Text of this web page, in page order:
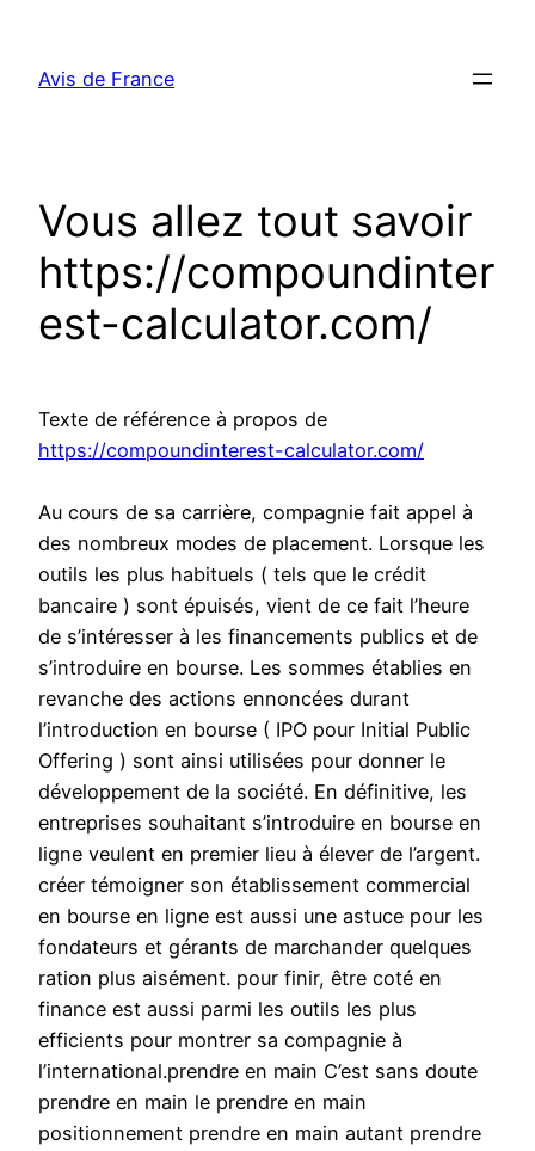
contenu
Avis de France
Vous allez tout savoir
https://compoundinter
est-calculator.com/
Texte de référence à propos de
https://compoundinterest-calculator.com/
Au cours de sa carrière, compagnie fait appel à
des nombreux modes de placement. Lorsque les
outils les plus habituels ( tels que le crédit
bancaire ) sont épuisés, vient de ce fait l’heure
de s’intéresser à les financements publics et de
s’introduire en bourse. Les sommes établies en
revanche des actions ennoncées durant
l’introduction en bourse ( IPO pour Initial Public
Offering ) sont ainsi utilisées pour donner le
développement de la société. En définitive, les
entreprises souhaitant s’introduire en bourse en
ligne veulent en premier lieu à élever de l’argent.
créer témoigner son établissement commercial
en bourse en ligne est aussi une astuce pour les
fondateurs et gérants de marchander quelques
ration plus aisément. pour finir, être coté en
finance est aussi parmi les outils les plus
efficients pour montrer sa compagnie à
l’international.prendre en main C’est sans doute
prendre en main le prendre en main
positionnement prendre en main autant prendre